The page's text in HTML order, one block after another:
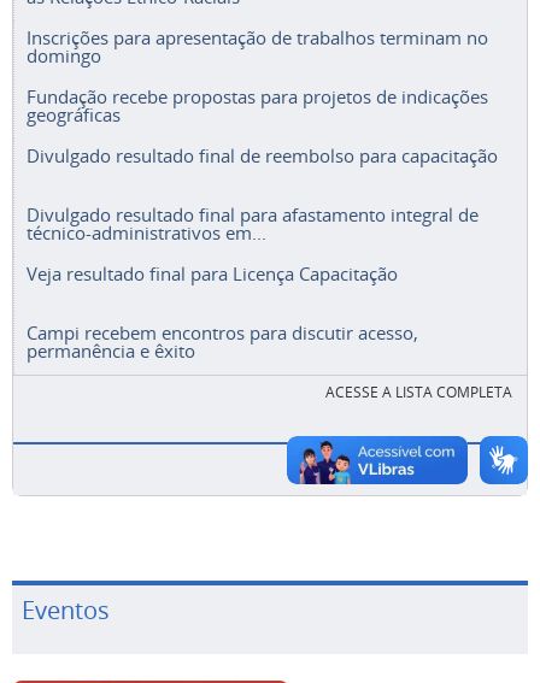
Inscrições para apresentação de trabalhos terminam no
domingo
Fundação recebe propostas para projetos de indicações
geográficas
Divulgado resultado final de reembolso para capacitação
Divulgado resultado final para afastamento integral de
técnico-administrativos em...
Veja resultado final para Licença Capacitação
Campi recebem encontros para discutir acesso,
permanência e êxito
ACESSE A LISTA COMPLETA
Eventos